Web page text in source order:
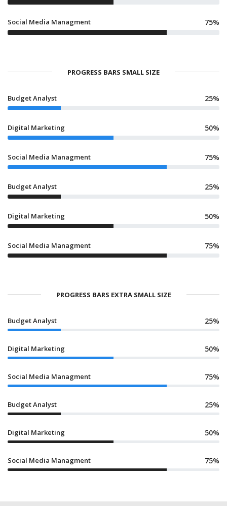
Social Media Managment 75%
PROGRESS BARS SMALL SIZE
Budget Analyst 25%
Digital Marketing 50%
Social Media Managment 75%
Budget Analyst 25%
Digital Marketing 50%
Social Media Managment 75%
PROGRESS BARS EXTRA SMALL SIZE
Budget Analyst 25%
Digital Marketing 50%
Social Media Managment 75%
Budget Analyst 25%
Digital Marketing 50%
Social Media Managment 75%